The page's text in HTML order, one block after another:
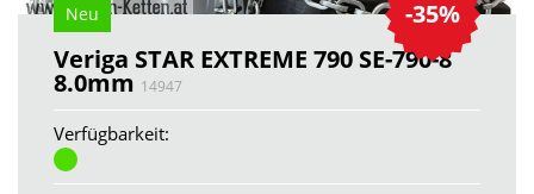
-35%
Neu
Veriga STAR EXTREME 790 SE-790-8
8.0mm 14947
Verfügbarkeit: